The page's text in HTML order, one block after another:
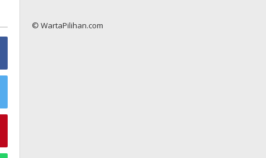
© WartaPilihan.com